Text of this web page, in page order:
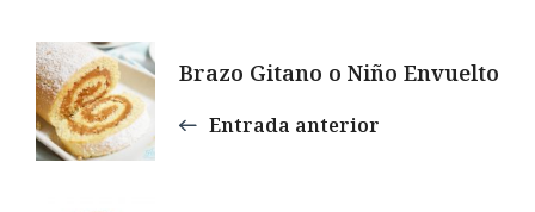
Navegación
de
entradas
Brazo Gitano o Niño Envuelto
Entrada anterior